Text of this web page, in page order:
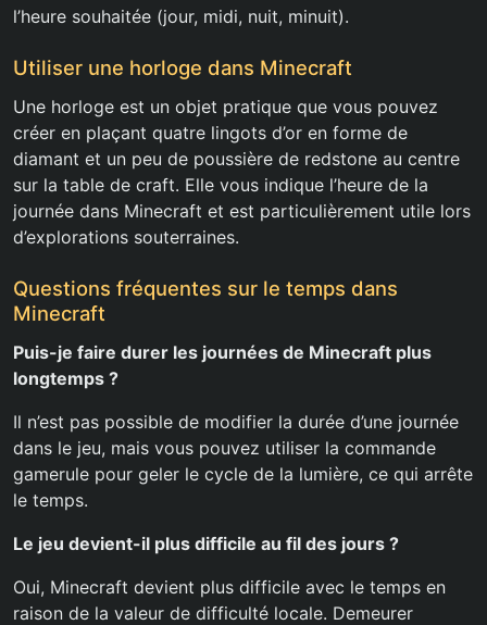
l’heure souhaitée (jour, midi, nuit, minuit).
Utiliser une horloge dans Minecraft
Une horloge est un objet pratique que vous pouvez
créer en plaçant quatre lingots d’or en forme de
diamant et un peu de poussière de redstone au centre
sur la table de craft. Elle vous indique l’heure de la
journée dans Minecraft et est particulièrement utile lors
d’explorations souterraines.
Questions fréquentes sur le temps dans
Minecraft
Puis-je faire durer les journées de Minecraft plus
longtemps ?
Il n’est pas possible de modifier la durée d’une journée
dans le jeu, mais vous pouvez utiliser la commande
gamerule pour geler le cycle de la lumière, ce qui arrête
le temps.
Le jeu devient-il plus difficile au fil des jours ?
Oui, Minecraft devient plus difficile avec le temps en
raison de la valeur de difficulté locale. Demeurer